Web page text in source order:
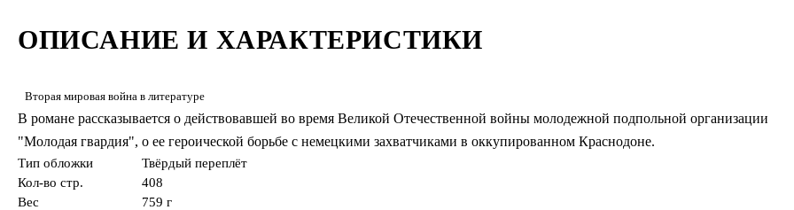
ОПИСАНИЕ И ХАРАКТЕРИСТИКИ
Вторая мировая война в литературе
В романе рассказывается о действовавшей во время Великой Отечественной войны молодежной подпольной организации
"Молодая гвардия", о ее героической борьбе с немецкими захватчиками в оккупированном Краснодоне.
Тип обложки
Твёрдый переплёт
Кол-во стр.
408
Вес
759 г